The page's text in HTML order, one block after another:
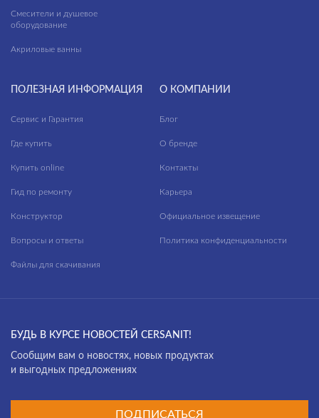
Смесители и душевое
оборудование
Акриловые ванны
ПОЛЕЗНАЯ ИНФОРМАЦИЯ
Сервис и Гарантия
Где купить
Купить online
Гид по ремонту
Конструктор
Вопросы и ответы
Файлы для скачивания
О КОМПАНИИ
Блог
О бренде
Контакты
Карьера
Официальное извещение
Политика конфиденциальности
БУДЬ В КУРСЕ НОВОСТЕЙ CERSANIT!
Cообщим вам о новостях, новых продуктах
и выгодных предложениях
ПОДПИСАТЬСЯ